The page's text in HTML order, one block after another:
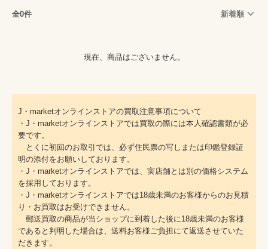
全0件 新着順
現在、商品はございません。
J・marketオンラインストアの買取注意事項について
・J・marketオンラインストアでは買取の際には本人確認書類が必
要です。
とくに初回のお取引では、必ず住民票の写しまたは印鑑登録証
明の添付をお願いしております。
・J・marketオンラインストアでは、実店舗とは別の価格システム
を採用しております。
・J・marketオンラインストアでは18歳未満のお客様からのお見積
り・お買取はお受けできません。
郵送買取の商品が当ショップに到着した後に18歳未満のお客様
であると判明した場合は、送料お客様ご負担にて返送させていた
だきます。